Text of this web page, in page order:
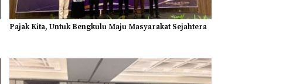
Pajak Kita, Untuk Bengkulu Maju Masyarakat Sejahtera